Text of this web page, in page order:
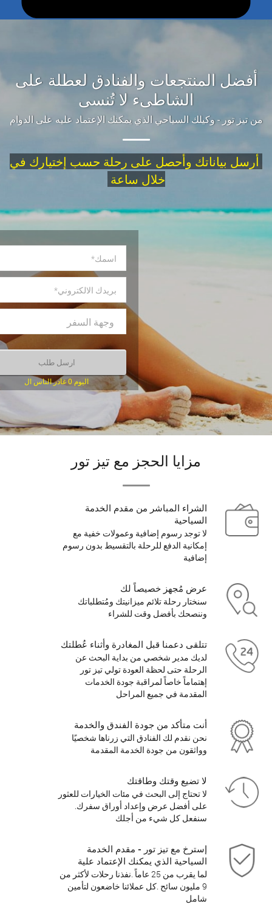
المنتجعات والفنادق لعطلة على
الشاطىء لا تُنسى
تور - وكيلك السياحي الذي يمكنك الإعتماد عليه على الدوام
بياناتك وأحصل على رحلة حسب إختياركفي
خلال ساعة
اليوم 0 غادر الناس ال
مزايا الحجز مع تيز تور
الشراء المباشر من مقدم الخدمة
السياحية
لا توجد رسوم إضافية وعمولات خفية مع
إمكانية الدفع للرحلة بالتقسيط بدون رسوم
عرض مُجهز خصيصاً لك
سنختار رحلة تلائم ميزانيتك ومُتطلباتك
وننصحك بأفضل وقت للشراء
تتلقى دعمنا قبل المغادرة وأثناء عُطلتك
لديك مدير شخصي من بداية البحث عن
الرحلة حتى لحظة العودة تولي تيز تور
إهتماماً خاصاً لمراقبة جودة الخدمات
المقدمة في جميع المراحل
أنت متأكد من جودة الفندق والخدمة
نحن نقدم لك الفنادق التي زرناها شخصيًا
وواثقون من جودة الخدمة المقدمة
لا تضيع وقتك وطاقتك
لا تحتاج إلى البحث في مئات الخيارات للعثور
على أفضل عرض وإعداد أوراق سفرك.
سنفعل كل شيء من أجلك
إسترخ مع تيز تور - مقدم الخدمة
السياحية الذي يمكنك الإعتماد علية
لما يقرب من 25 عاماً .نفذنا رحلات لأكثر من
9 مليون سائح .كل عملائنا خاضعون لتأمين